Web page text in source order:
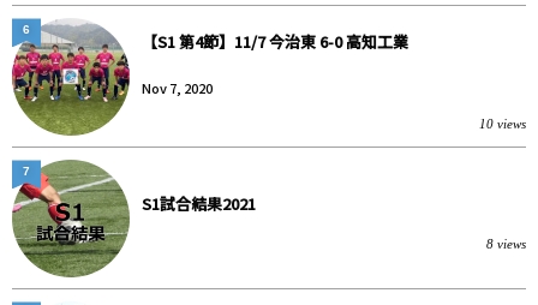
【S1 第4節】11/7 今治東 6-0 高知工業
Nov 7, 2020
10 views
6
S1試合結果2021
8 views
7